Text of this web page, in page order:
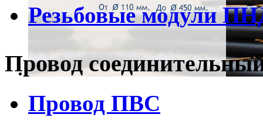
Резьбовые модули
Провод
Провод ПВС